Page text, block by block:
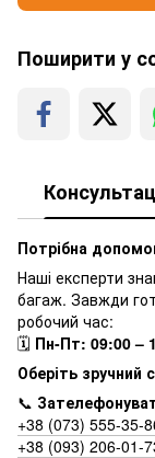
Поширити у
Потрібна
Наші експерти
багаж. Завжди
робочий час:
🗓 Пн-Пт: 09:00 –
Оберіть зручний
📞
+38 (073) 555-35-
+38 (093) 206-01-